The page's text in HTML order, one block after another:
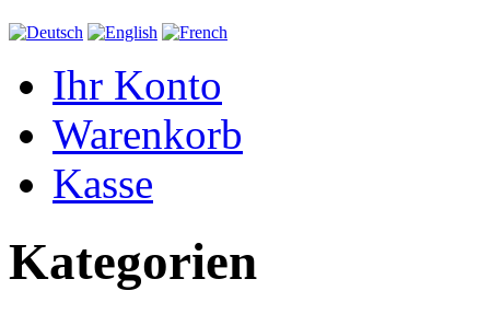
Ihr Konto
Warenkorb
Kasse
Kategorien